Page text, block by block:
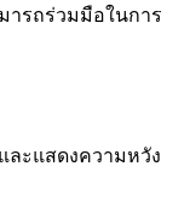
ารถร่วมมือในการ
ะแสดงความหวัง